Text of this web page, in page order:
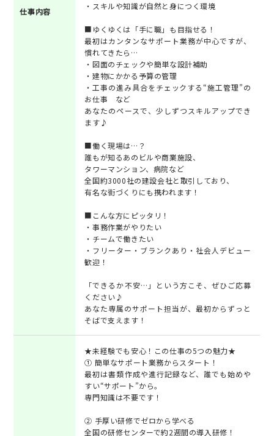
仕事内容
・スキルや知識が自然と身につく環境
■ゆくゆくは「手に職」も目指せる！
最初はカンタンなサポート業務が中心ですが、
慣れてきたら…
・図面のチェックや簡単な設計補助
・建物にかかる予算の管理
・工事の進み具合をチェックする“施工管理”の
お仕事 など
あなたのペースで、少しずつスキルアップでき
ます♪
■働く現場は…？
誰もが知るあのビルや商業施設、
タワーマンション、病院など
全国約3000社の建設会社と取引しており、
有名な街づくりにも携われます！
■こんな方にピッタリ！
・事務作業がやりたい
・チームで働きたい
・フリーター・ブランクあり・社会人デビュー
歓迎！
「できるか不安…」という方こそ、ぜひご応募
ください♪
あなた専属のサポート担当が、最初からずっと
そばで支えます！
★未経験でも安心！この仕事の5つの魅力★
① 簡単なサポート業務からスタート！
最初は書類作成や進行記録など、誰でも始めや
すい“サポート”から。
専門知識は不要です！
② 手厚い研修でゼロから学べる
全国の研修センターで約2週間の導入研修！